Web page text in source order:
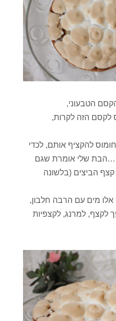
הטבעוני,
לקסם הזה לקרות,
להקציף אותם, לכדי
שלי אומרת שגם
הביצים (בלשונה
אלו מים עם הרבה חלבון,
למרנג, לקצפיות